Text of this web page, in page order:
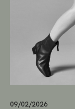
09/02/2026